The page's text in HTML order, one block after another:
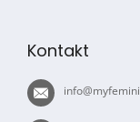
Kontakt
info@